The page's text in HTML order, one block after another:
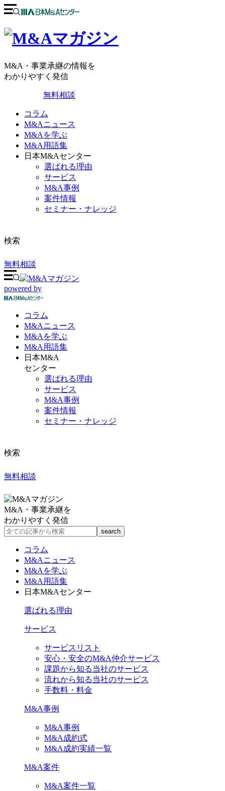
M&A・事業承継の情報を
わかりやすく発信
無料相談
コラム
M&Aニュース
M&Aを学ぶ
M&A用語集
日本M&Aセンター
選ばれる理由
サービス
M&A事例
案件情報
セミナー・ナレッジ
検索
無料相談
powered by
コラム
M&Aニュース
M&Aを学ぶ
M&A 用語集
日本M&A
センター
選ばれる理由
サービス
M&A事例
案件情報
セミナー・ナレッジ
検索
無料相談
M&A・事業承継を
わかりやすく発信
コラム
M&Aニュース
M&Aを学ぶ
M&A用語集
日本M&Aセンター
選ばれる理由
サービス
サービスリスト
安心・安全のM&A仲介サービス
課題から知る当社のサービス
流れから知る当社のサービス
手数料・料金
M&A事例
M&A事例
M&A成約式
M&A成約実績一覧
M&A案件
M&A案件一覧